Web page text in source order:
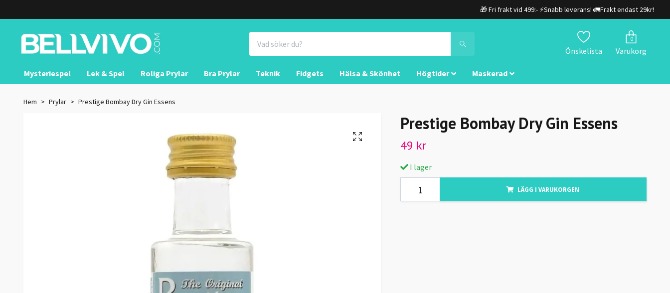
🎁 Fri frakt vid 499:- ⚡Snabb leverans! 🚛Frakt endast 29kr!
Önskelista
0
Varukorg
Mysteriespel Lek & Spel Roliga Prylar Bra Prylar Teknik Fidgets Hälsa & Skönhet Högtider Maskerad
Hem Prylar Prestige Bombay Dry Gin Essens
Prestige Bombay Dry Gin Essens
49 kr
I lager
LÄGG I VARUKORGEN